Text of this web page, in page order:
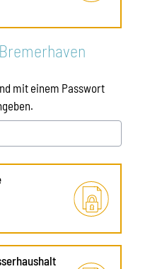
mit einem Passwort